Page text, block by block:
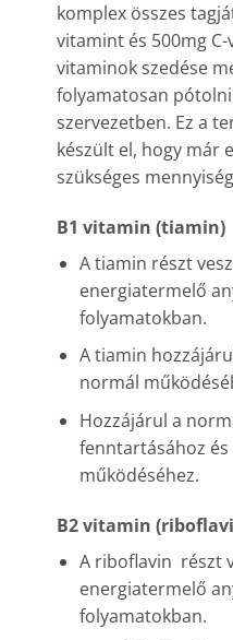
komplex összes
vitamint és 500mg
vitaminok szedése
folyamatosan
szervezetben. Ez a
készült el, hogy már
szükséges
B1 vitamin (tiamin)
A tiamin részt
energiatermelő
folyamatokban.
A tiamin
normál
Hozzájárul a
fenntartásához és
működéséhez.
B2 vitamin
A riboflavin részt
energiatermelő
folyamatokban.